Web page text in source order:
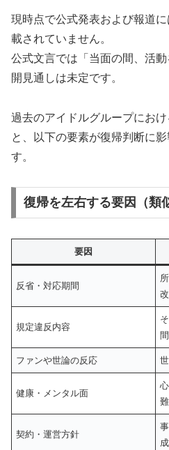
現時点で公式発表および報道に
載されていません。
公式文言では「当面の間、活
開見通しは未定です。
過去のアイドルグループにお
と、以下の要素が復帰判断に
す。
復帰を左右する要因（類
要因
反省・対応期間
規定違反内容
ファンや世論の反応
健康・メンタル面
難
契約・運営方針